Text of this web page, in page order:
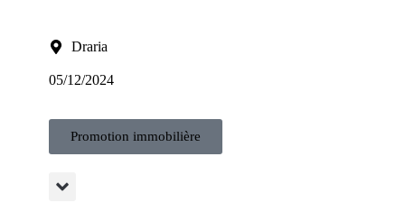
Draria
05/12/2024
Promotion immobilière